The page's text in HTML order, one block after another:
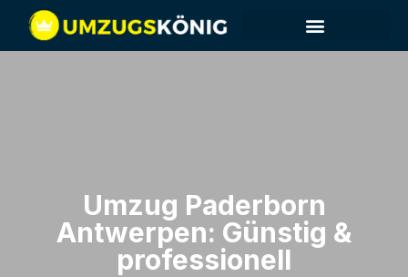
Umzug Paderborn​
Antwerpen: Günstig &
professionell​